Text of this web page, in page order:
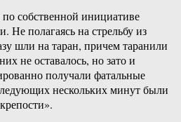
собственной инициативе
Не полагаясь на стрельбу из
шли на таран, причем таранили
не оставалось, но зато и
получали фатальные
нескольких минут были